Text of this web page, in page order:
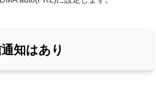
知はあり